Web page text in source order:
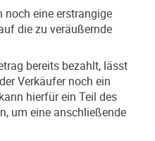
noch eine erstrangige
die zu veräußernde
bereits bezahlt, lässt
Verkäufer noch ein
hierfür ein Teil des
um eine anschließende